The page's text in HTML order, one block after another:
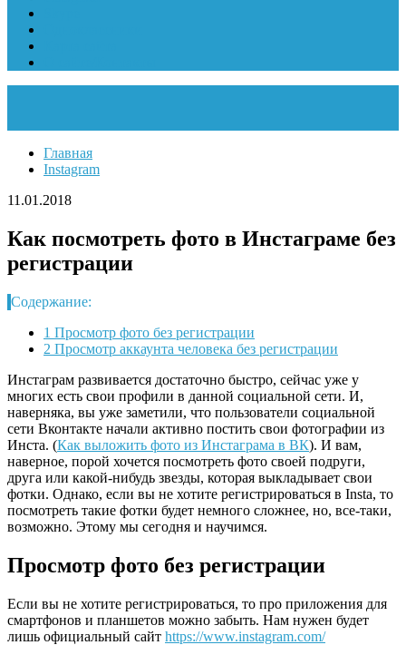
Главная
Instagram
11.01.2018
Как посмотреть фото в Инстаграме без
регистрации
Содержание:
1 Просмотр фото без регистрации
2 Просмотр аккаунта человека без регистрации
Инстаграм развивается достаточно быстро, сейчас уже у
многих есть свои профили в данной социальной сети. И,
наверняка, вы уже заметили, что пользователи социальной
сети Вконтакте начали активно постить свои фотографии из
Инста. (Как выложить фото из Инстаграма в ВК). И вам,
наверное, порой хочется посмотреть фото своей подруги,
друга или какой-нибудь звезды, которая выкладывает свои
фотки. Однако, если вы не хотите регистрироваться в Insta, то
посмотреть такие фотки будет немного сложнее, но, все-таки,
возможно. Этому мы сегодня и научимся.
Просмотр фото без регистрации
Если вы не хотите регистрироваться, то про приложения для
смартфонов и планшетов можно забыть. Нам нужен будет
лишь официальный сайт https://www.instagram.com/